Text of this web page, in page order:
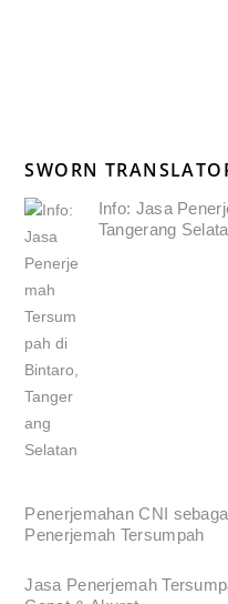
SWORN
Info: Jasa
Tangerang
Penerjemahan CNI
Penerjemah Tersumpah
Jasa Penerjemah